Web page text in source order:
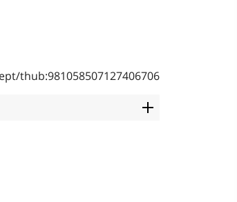
thub:981058507127406706